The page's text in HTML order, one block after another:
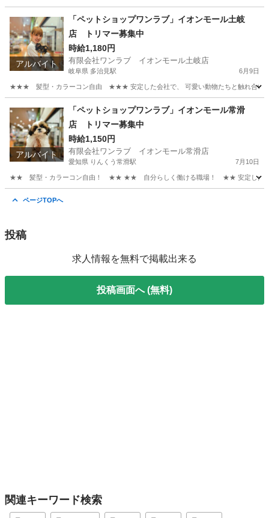
勝川駅 その他 スタッフ
アルバイト
「ペットショップワンラブ」イオンモール土岐
店 トリマー募集中
時給1,180円
有限会社ワンラブ イオンモール土岐店
岐阜県 多治見駅 6月9日
★★★ 髪型・カラーコン自由 ★★★ 安定した会社で、 可愛い動物たちと触れ合いな
多治見駅 その他 時給
アルバイト
「ペットショップワンラブ」イオンモール常滑
店 トリマー募集中
時給1,150円
有限会社ワンラブ イオンモール常滑店
愛知県 りんくう常滑駅 7月10日
★★ 髪型・カラーコン自由！ ★★ ★★ 自分らしく働ける職場！ ★★ 安定した会社で
ページTOPへ
投稿
求人情報を無料で掲載出来る
投稿画面へ (無料)
関連キーワード検索